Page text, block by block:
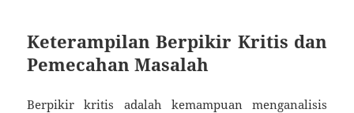
Keterampilan Berpikir Kritis dan
Pemecahan Masalah
Berpikir kritis adalah kemampuan menganalisis